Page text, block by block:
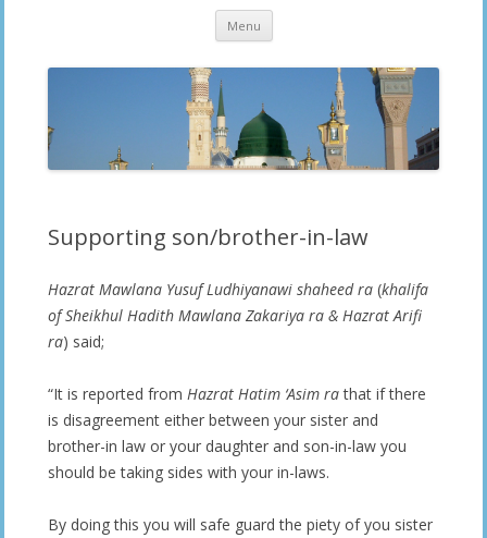
Menu Skip
content
Supporting son/brother-in-law
Hazrat Mawlana Yusuf Ludhiyanawi shaheed ra (khalifa
of Sheikhul Hadith Mawlana Zakariya ra & Hazrat Arifi
ra) said;
“It is reported from Hazrat Hatim ‘Asim rathat if there
is disagreement either between your sister and
brother-in law or your daughter and son-in-law you
should be taking sides with your in-laws.
By doing this you will safe guard the piety of you sister